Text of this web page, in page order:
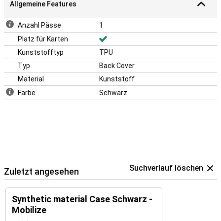
Allgemeine Features
Anzahl Pässe
1
Platz für Karten
Kunststofftyp
TPU
Typ
Back Cover
Material
Kunststoff
Farbe
Schwarz
Zuletzt angesehen Suchverlauf löschen
Synthetic material Case Schwarz -
Mobilize